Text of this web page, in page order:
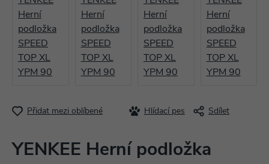
Přidat mezi oblíbené Hlídací pes Sdílet
YENKEE Herní podložka